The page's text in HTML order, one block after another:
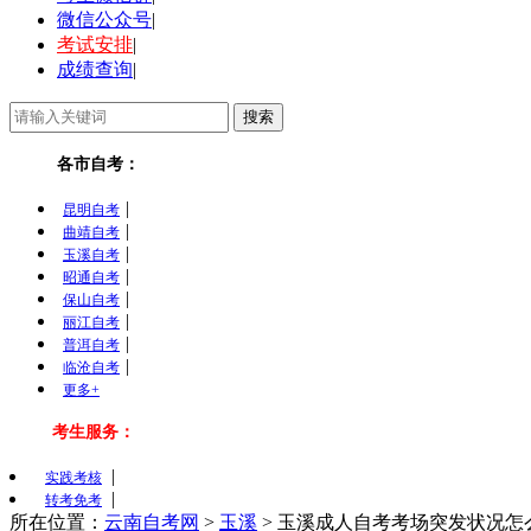
微信公众号|
考试安排|
成绩查询|
各市自考：
昆明自考 |
曲靖自考 |
玉溪自考 |
昭通自考 |
保山自考 |
丽江自考 |
普洱自考 |
临沧自考 |
更多+
考生服务：
实践考核 |
转考免考
|
所在位置： 云南自考网 > 玉溪 > 玉溪成人自考考场突发状况怎